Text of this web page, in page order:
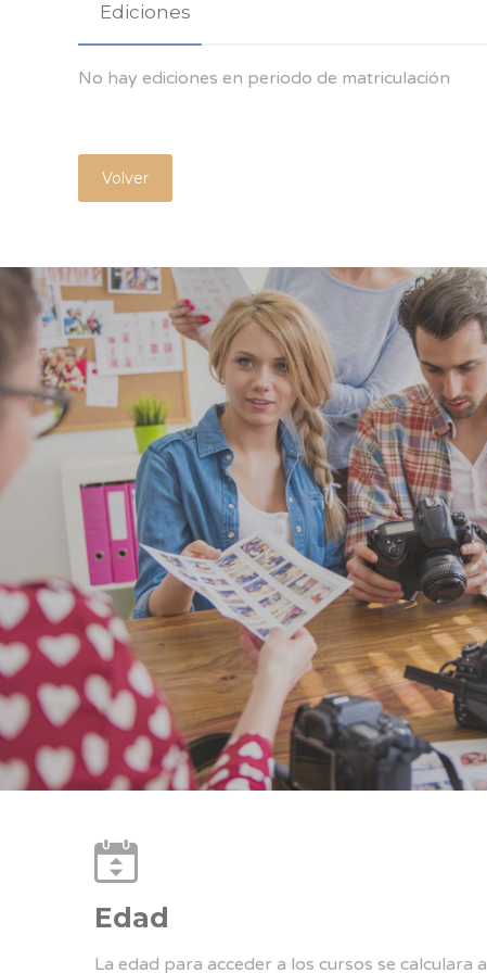
Ediciones
No hay ediciones en periodo de matriculación
Volver
Edad
La edad para acceder a los cursos se calculara a